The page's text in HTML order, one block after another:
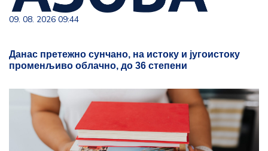
09. 08. 2026 09:44
Данас претежно сунчано, на истоку и југоистоку
променљиво облачно, до 36 степени